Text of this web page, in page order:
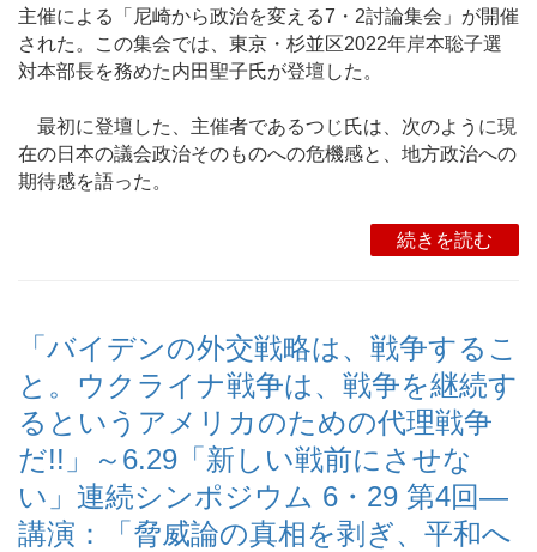
主催による「尼崎から政治を変える7・2討論集会」が開催
された。この集会では、東京・杉並区2022年岸本聡子選
対本部長を務めた内田聖子氏が登壇した。
最初に登壇した、主催者であるつじ氏は、次のように現
在の日本の議会政治そのものへの危機感と、地方政治への
期待感を語った。
続きを読む
「バイデンの外交戦略は、戦争するこ
と。ウクライナ戦争は、戦争を継続す
るというアメリカのための代理戦争
だ!!」～6.29「新しい戦前にさせな
い」連続シンポジウム 6・29 第4回―
講演：「脅威論の真相を剥ぎ、平和へ